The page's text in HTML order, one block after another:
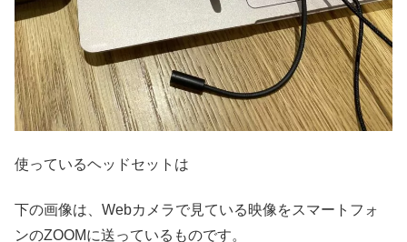
使っているヘッドセットは
下の画像は、Webカメラで見ている映像をスマートフォ
ンのZOOMに送っているものです。